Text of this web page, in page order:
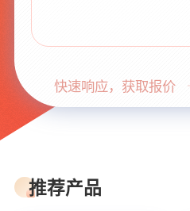
快速响应，获取报价
推荐产品